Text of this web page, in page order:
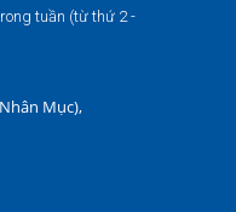
tuần (từ thứ 2 -
Mục),